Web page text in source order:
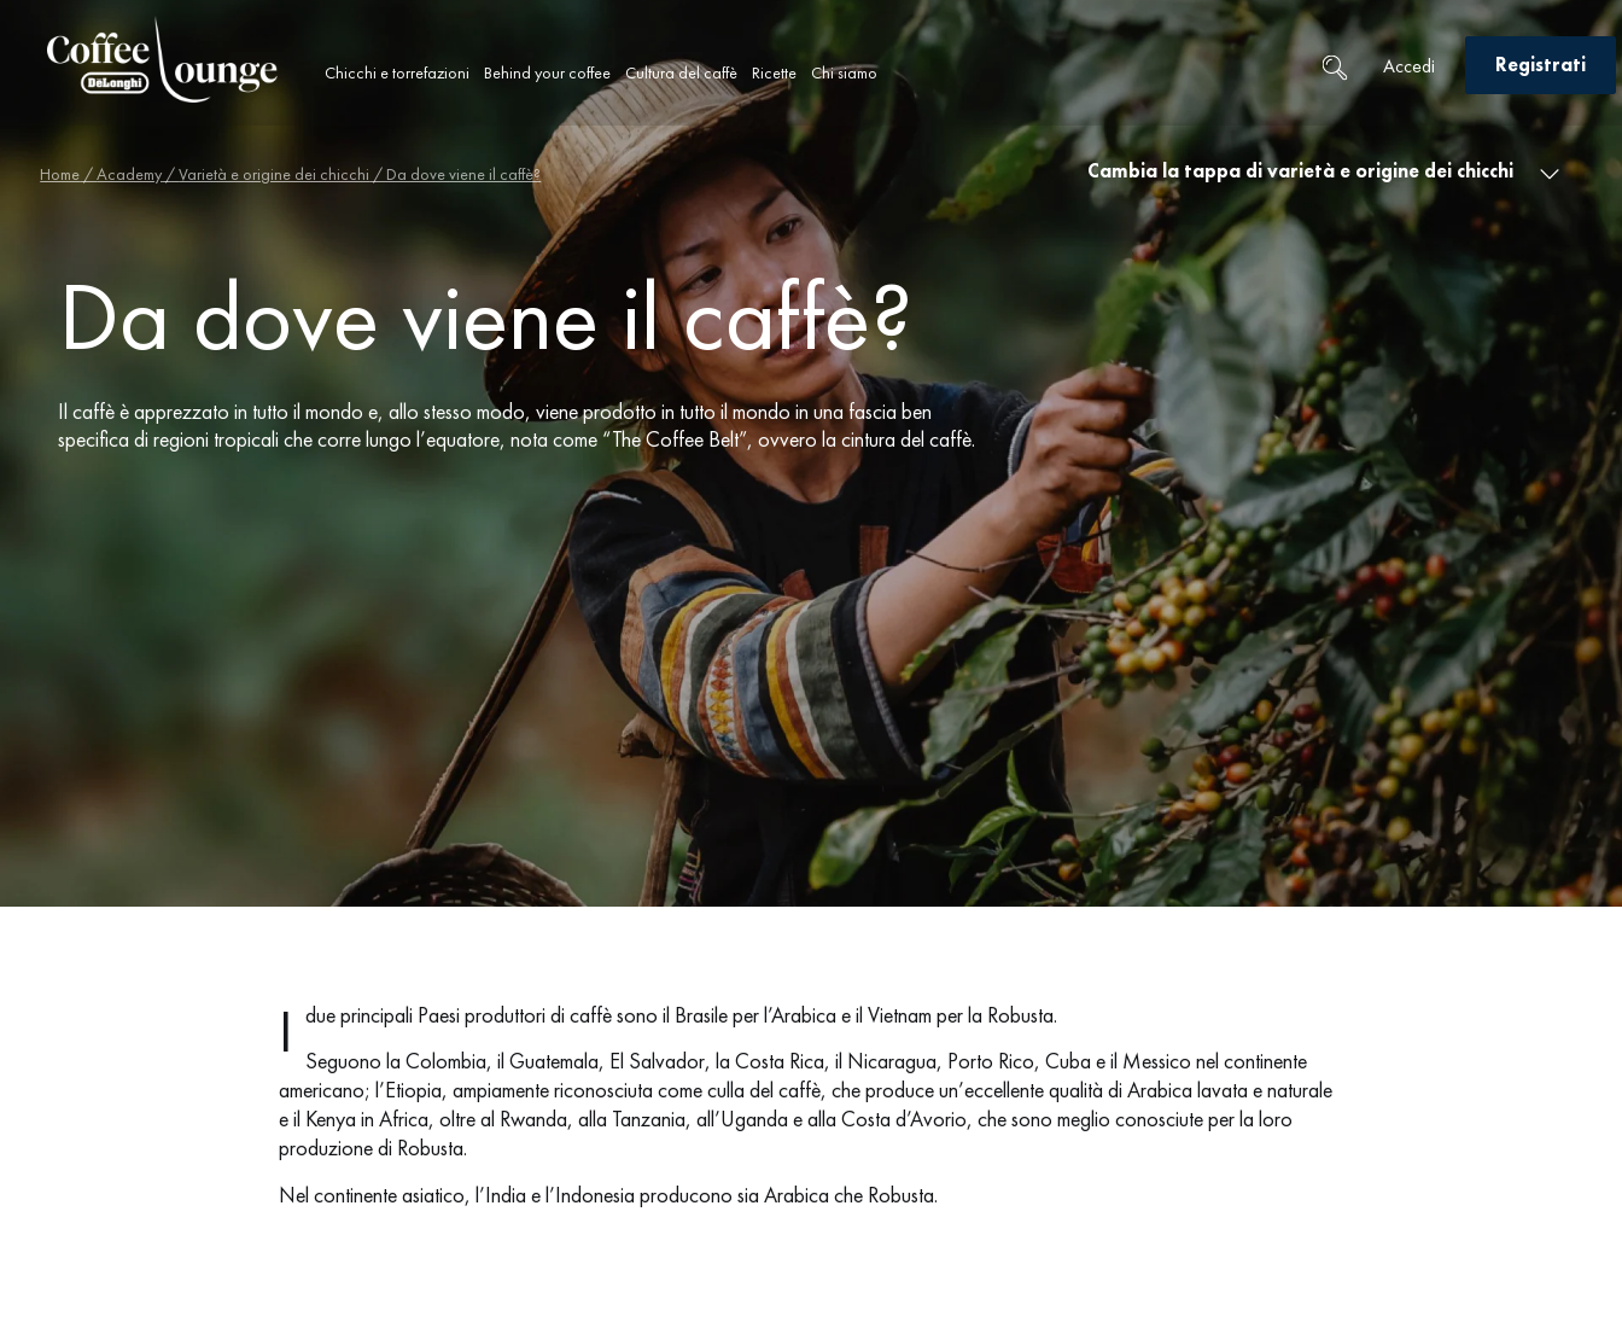
Chicchi e torrefazioni Behind your coffee Cultura del caffè Ricette Chi siamo Accedi Registrati
Home /Academy /Varietà e origine dei chicchi / Da dove viene il caffè? Cambia la tappa di varietà e origine dei chicchi
Da dove viene il caffè?
Il caffè è apprezzato in tutto il mondo e, allo stesso modo, viene prodotto in tutto il mondo in una fascia ben
specifica di regioni tropicali che corre lungo l’equatore, nota come “The Coffee Belt”, ovvero la cintura del caffè.
I
due principali Paesi produttori di caffè sono il Brasile per l’Arabica e il Vietnam per la Robusta.
Seguono la Colombia, il Guatemala, El Salvador, la Costa Rica, il Nicaragua, Porto Rico, Cuba e il Messico nel continente
americano; l’Etiopia, ampiamente riconosciuta come culla del caffè, che produce un’eccellente qualità di Arabica lavata e naturale
e il Kenya in Africa, oltre al Rwanda, alla Tanzania, all’Uganda e alla Costa d’Avorio, che sono meglio conosciute per la loro
produzione di Robusta.
Nel continente asiatico, l’India e l’Indonesia producono sia Arabica che Robusta.